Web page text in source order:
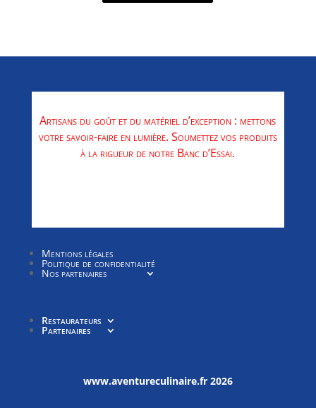
Artisans du goût et du matériel d’exception : mettons
votre savoir-faire en lumière. Soumettez vos produits
à la rigueur de notre Banc d’Essai.
Mentions légales
Politique de confidentialité
Nos partenaires
Restaurateurs
Partenaires
www.aventureculinaire.fr2026